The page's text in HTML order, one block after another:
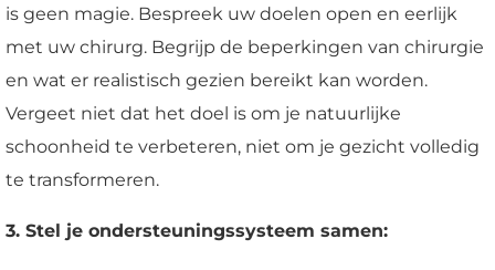
is geen magie. Bespreek uw doelen open en eerlijk
met uw chirurg. Begrijp de beperkingen van chirurgie
en wat er realistisch gezien bereikt kan worden.
Vergeet niet dat het doel is om je natuurlijke
schoonheid te verbeteren, niet om je gezicht volledig
te transformeren.
3. Stel je ondersteuningssysteem samen: